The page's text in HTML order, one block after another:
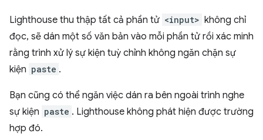
Lighthouse thu thập tất cả phần tử <input> không chỉ
đọc, sẽ dán một số văn bản vào mỗi phần tử rồi xác minh
rằng trình xử lý sự kiện tuỳ chỉnh không ngăn chặn sự
kiện paste .
Bạn cũng có thể ngăn việc dán ra bên ngoài trình nghe
sự kiện paste . Lighthouse không phát hiện được trường
hợp đó.